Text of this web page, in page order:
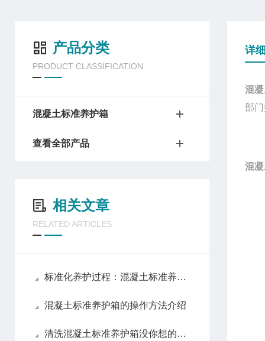
产品分类
PRODUCT CLASSIFICATION
混凝土标准养护箱
查看全部产品
相关文章
RELATED ARTICLES
标准化养护过程：混凝土标准养护箱在工程中的重要性
混凝土标准养护箱的操作方法介绍
清洗混凝土标准养护箱没你想的那么难
详
混
部
混